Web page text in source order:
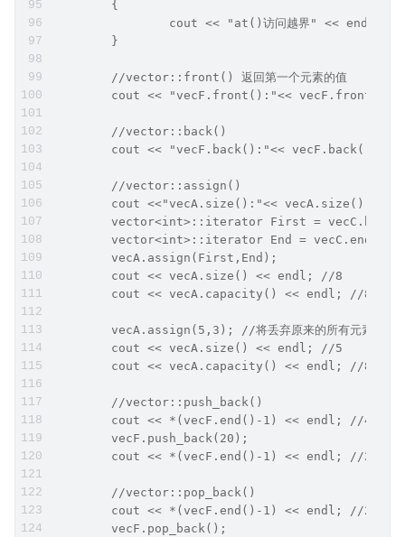
		cout << "at()访问越界" << endl;
	}
	//vector::front() 返回第一个元素的值
cout << "vecF.front():"<< vecF.front()
	//vector::back()
cout << "vecF.back():"<< vecF.back() <<
	//vector::assign()
cout <<"vecA.size():"<< vecA.size() <<
vector<int>::iterator First =
vector<int>::iterator End = vecC.end()-
	vecA.assign(First,End);
	cout << vecA.size() << endl; //8
	cout << vecA.capacity() << endl; //8
vecA.assign(5,3); //将丢弃原来的所有元素然后
	cout << vecA.size() << endl; //5
	cout << vecA.capacity() << endl; //8
	//vector::push_back()
	cout << *(vecF.end()-1) << endl; //4
	vecF.push_back(20);
	cout << *(vecF.end()-1) << endl; //20
	//vector::pop_back()
	cout << *(vecF.end()-1) << endl; //20
	vecF.pop_back();